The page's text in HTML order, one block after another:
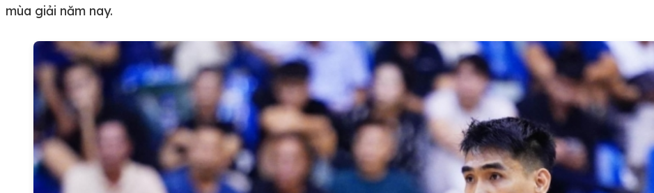
mùa giải năm nay.